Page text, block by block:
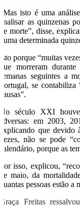
“Mas isto é uma
analisar as quinzenas
de morte”, disse,
numa determinada
Isto porque “muitas
que morreram
semanas seguintes a
Portugal, se contabiliza
causas”.
No século XXI houve
adversas: em 2003,
explicando que devido
vezes, não se pode
calendário, porque as
Por isso, explicou,
de maio, da
quantas pessoas estão a
Graça Freitas